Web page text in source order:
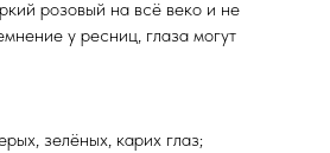
розовый на всё веко и не
у ресниц, глаза могут
зелёных, карих глаз;